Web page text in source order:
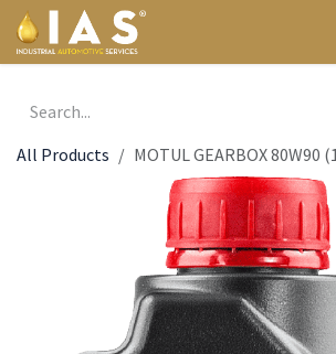
Skip to Content
All Products MOTUL GEARBOX 80W90